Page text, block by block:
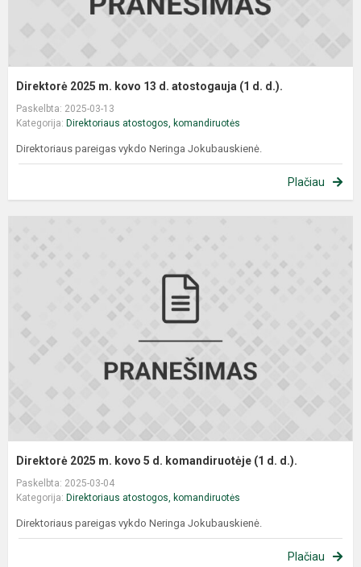
Direktorė 2025 m. kovo 13 d. atostogauja (1 d. d.).
Paskelbta: 2025-03-13
Kategorija: Direktoriaus atostogos, komandiruotės
Direktoriaus pareigas vykdo Neringa Jokubauskienė.
Plačiau
Direktorė 2025 m. kovo 5 d. komandiruotėje (1 d. d.).
Paskelbta: 2025-03-04
Kategorija: Direktoriaus atostogos, komandiruotės
Direktoriaus pareigas vykdo Neringa Jokubauskienė.
Plačiau